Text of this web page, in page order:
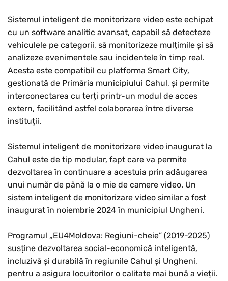
Sistemul inteligent de monitorizare video este echipat
cu un software analitic avansat, capabil să detecteze
vehiculele pe categorii, să monitorizeze mulțimile și să
analizeze evenimentele sau incidentele în timp real.
Acesta este compatibil cu platforma Smart City,
gestionată de Primăria municipiului Cahul, și permite
interconectarea cu terți printr-un modul de acces
extern, facilitând astfel colaborarea între diverse
instituții.
Sistemul inteligent de monitorizare video inaugurat la
Cahul este de tip modular, fapt care va permite
dezvoltarea în continuare a acestuia prin adăugarea
unui număr de până la o mie de camere video. Un
sistem inteligent de monitorizare video similar a fost
inaugurat în noiembrie 2024 în municipiul Ungheni.
Programul „EU4Moldova: Regiuni-cheie” (2019-2025)
susține dezvoltarea social-economică inteligentă,
incluzivă și durabilă în regiunile Cahul și Ungheni,
pentru a asigura locuitorilor o calitate mai bună a vieții.